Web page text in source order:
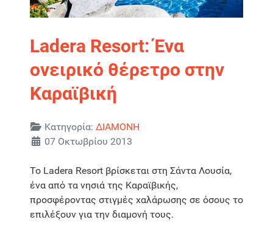
Ladera Resort: Ένα
ονειρικό θέρετρο στην
Καραϊβική
Λεπτομέρειες
Κατηγορία: ΔΙΑΜΟΝΗ
07 Οκτωβρίου 2013
Το Ladera Resort βρίσκεται στη Σάντα Λουσία,
ένα από τα νησιά της Καραϊβικής,
προσφέροντας στιγμές χαλάρωσης σε όσους το
επιλέξουν για την διαμονή τους.